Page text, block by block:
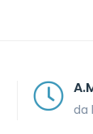
A.M. 08.30 >
da lunedì a